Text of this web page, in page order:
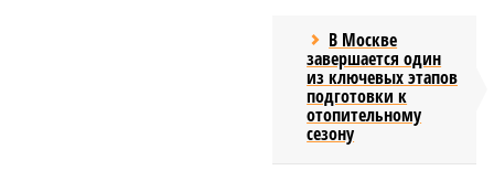
В Москве
завершается один
из ключевых этапов
подготовки к
отопительному
сезону